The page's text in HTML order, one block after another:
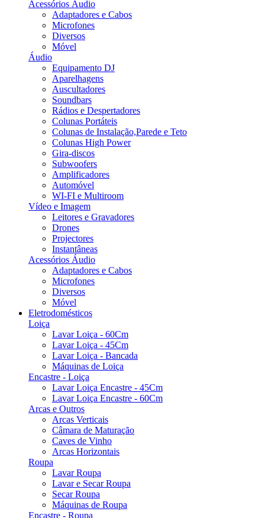
Acessórios Áudio
Adaptadores e Cabos
Microfones
Diversos
Móvel
Áudio
Equipamento DJ
Aparelhagens
Auscultadores
Soundbars
Rádios e Despertadores
Colunas Portáteis
Colunas de Instalação,Parede e Teto
Colunas High Power
Gira-discos
Subwoofers
Amplificadores
Automóvel
WI-FI e Multiroom
Vídeo e Imagem
Leitores e Gravadores
Drones
Projectores
Instantâneas
Acessórios Áudio
Adaptadores e Cabos
Microfones
Diversos
Móvel
Eletrodomésticos
Loiça
Lavar Loiça - 60Cm
Lavar Loiça - 45Cm
Lavar Loiça - Bancada
Máquinas de Loiça
Encastre - Loiça
Lavar Loiça Encastre - 45Cm
Lavar Loiça Encastre - 60Cm
Arcas e Outros
Arcas Verticais
Câmara de Maturação
Caves de Vinho
Arcas Horizontais
Roupa
Lavar Roupa
Lavar e Secar Roupa
Secar Roupa
Máquinas de Roupa
Encastre - Roupa